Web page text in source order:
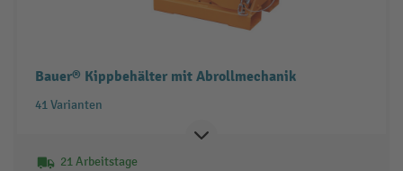
Bauer® Kippbehälter mit Abrollmechanik
41 Varianten
21 Arbeitstage